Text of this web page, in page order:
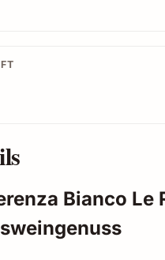
Bianco Le